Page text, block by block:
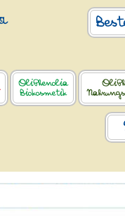
OliPhenolia
Biokosmetik